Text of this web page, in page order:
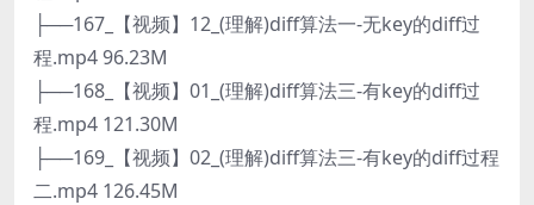
├──167_【视频】12_(理解)diff算法一-无key的diff过
程.mp4 96.23M
├──168_【视频】01_(理解)diff算法三-有key的diff过
程.mp4 121.30M
├──169_【视频】02_(理解)diff算法三-有key的diff过程
二.mp4 126.45M